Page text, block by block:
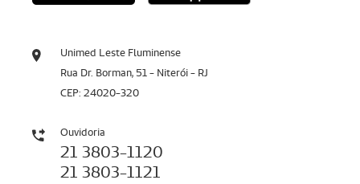
Unimed Leste Fluminense
Rua Dr. Borman, 51 - Niterói - RJ
CEP: 24020-320
Ouvidoria
21 3803-1120
21 3803-1121